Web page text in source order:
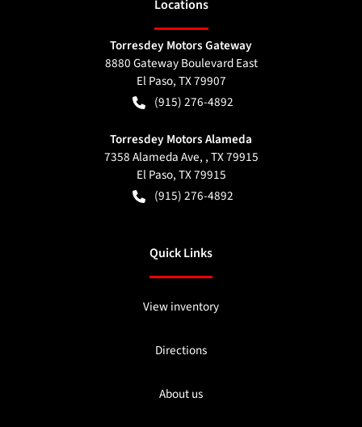
Locations
Torresdey Motors Gateway
8880 Gateway Boulevard East
El Paso,TX79907
(915) 276-4892
Torresdey Motors Alameda
7358 Alameda Ave, , TX 79915
El Paso,TX79915
(915) 276-4892
Quick Links
View inventory
Directions
About us